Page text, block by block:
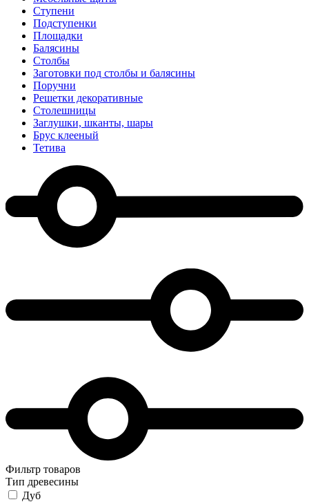
Ступени
Подступенки
Площадки
Балясины
Столбы
Заготовки под столбы и балясины
Поручни
Решетки декоративные
Столешницы
Заглушки, шканты, шары
Брус клееный
Тетива
Фильтр товаров
Тип древесины
Дуб